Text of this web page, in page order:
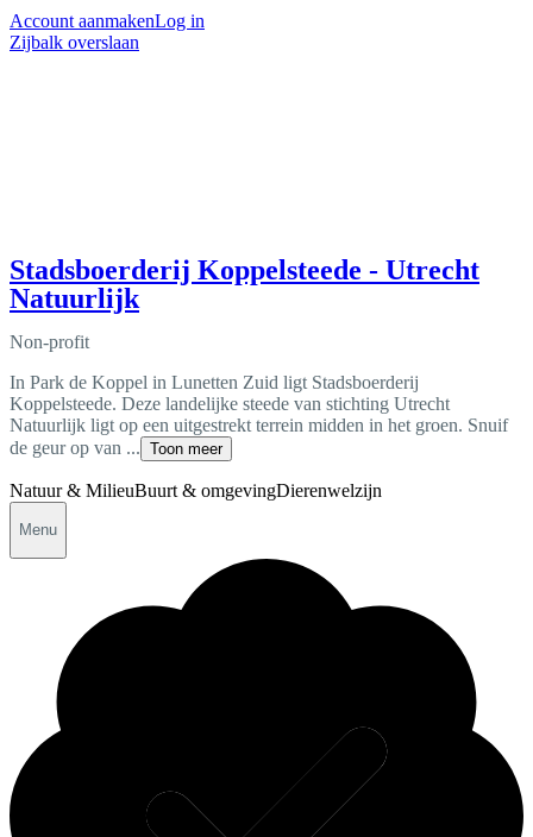
Account aanmakenLog in
Zijbalk overslaan
Stadsboerderij Koppelsteede - Utrecht
Natuurlijk
Non-profit
In Park de Koppel in Lunetten Zuid ligt Stadsboerderij
Koppelsteede. Deze landelijke steede van stichting Utrecht
Natuurlijk ligt op een uitgestrekt terrein midden in het groen. Snuif
de geur op van ... Toon meer
Natuur & MilieuBuurt & omgevingDierenwelzijn
Menu